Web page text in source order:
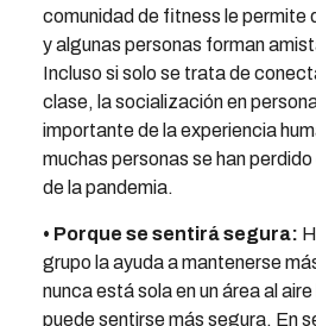
comunidad de fitness le permite
y algunas personas forman
Incluso si solo se trata de
clase, la socialización en
importante de la experiencia
muchas personas se han
de la pandemia.
• Porque se sentirá segura:
grupo la ayuda a mantenerse
nunca está sola en un área al
puede sentirse más segura. En